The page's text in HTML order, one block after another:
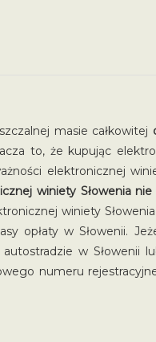
masie całkowitej
to, że kupując
elektronicznej
winiety Słowenia
winiety
opłaty w Słowenii.
w Słowenii
numeru